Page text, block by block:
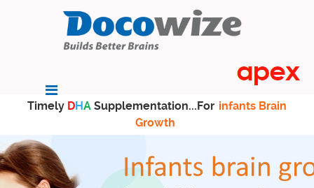
Timely DHA Supplementation...For infants Brain
Growth